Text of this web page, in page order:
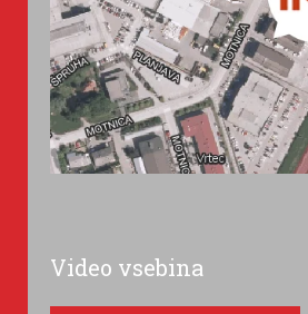
Video vsebina